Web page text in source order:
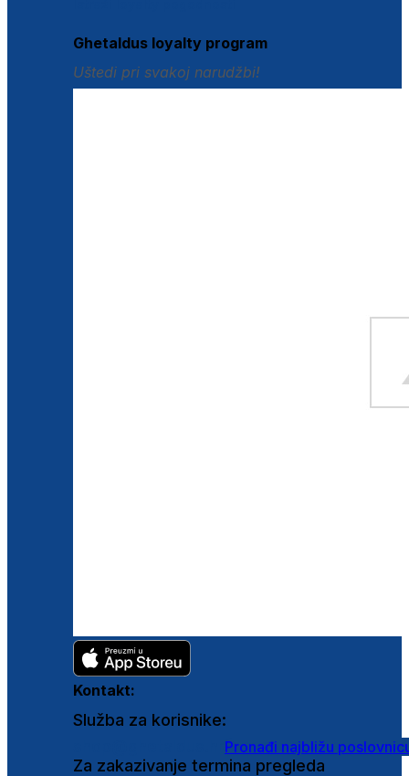
Ghetaldus loyalty program
Uštedi pri svakoj narudžbi!
Kontakt:
Služba za korisnike:
Pronađi najbližu
Za zakazivanje termina pregleda